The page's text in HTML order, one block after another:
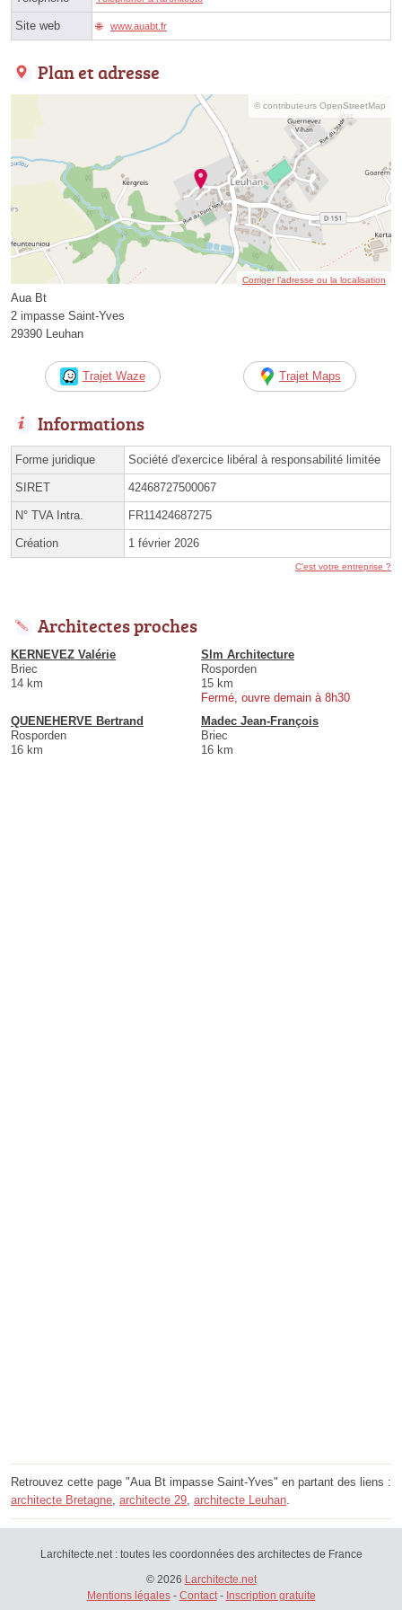
Site web www.auabt.fr
Plan et adresse
© contributeurs OpenStreetMap
Corriger l’adresse ou la localisation
Aua Bt
2 impasse Saint-Yves
29390 Leuhan
Trajet Waze Trajet Maps
Informations
Forme juridique Société d'exercice libéral à responsabilité limitée
SIRET 42468727500067
N° TVA Intra. FR11424687275
Création 1 février 2026
C'est votre entreprise ?
Architectes proches
KERNEVEZ Valérie
Briec
14 km
Slm Architecture
Rosporden
15 km
Fermé, ouvre demain à 8h30
QUENEHERVE Bertrand
Rosporden
16 km
Madec Jean-François
Briec
16 km
Retrouvez cette page "Aua Bt impasse Saint-Yves" en partant des liens :
architecte Bretagne architecte 29 architecte Leuhan
Larchitecte.net : toutes les coordonnées des architectes de France
© 2026 Larchitecte.net
Mentions légales- Contact- Inscription gratuite